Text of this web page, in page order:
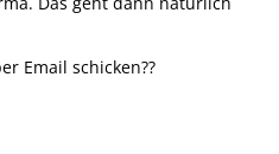
Email schicken??